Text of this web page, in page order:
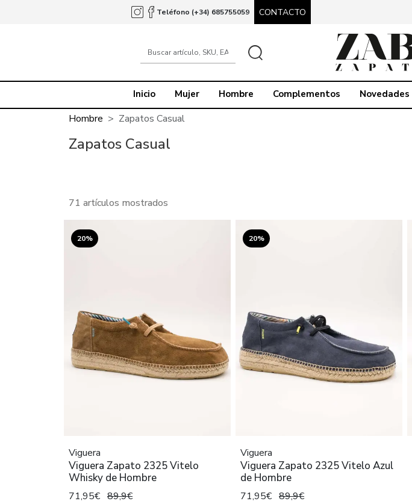
Teléfono (+34) 685755059 CONTACTO
Inicio Mujer Hombre Complementos Novedades
Hombre Zapatos Casual
Zapatos Casual
71 artículos mostrados
20%
Viguera
Viguera Zapato 2325 Vitelo
Whisky de Hombre
71,95€ 89,9€
20%
Viguera
Viguera Zapato 2325 Vitelo Azul
de Hombre
71,95€ 89,9€